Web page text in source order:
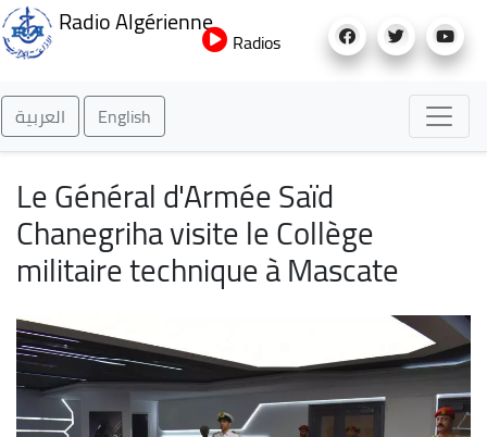
au
Radio Algérienne
Radios
العربية English
Le Général d'Armée Saïd
Chanegriha visite le Collège
militaire technique à Mascate